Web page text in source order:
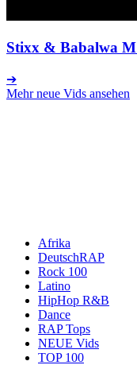
Stixx & Babalwa M
➔
Mehr neue Vids ansehen
Afrika
DeutschRAP
Rock 100
Latino
HipHop R&B
Dance
RAP Tops
NEUE Vids
TOP 100